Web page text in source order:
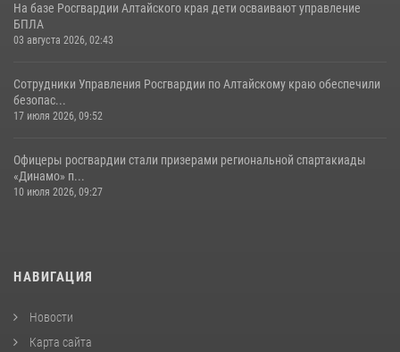
На базе Росгвардии Алтайского края дети осваивают управление
БПЛА
03 августа 2026, 02:43
Сотрудники Управления Росгвардии по Алтайскому краю обеспечили
безопас...
17 июля 2026, 09:52
Офицеры росгвардии стали призерами региональной спартакиады
«Динамо» п...
10 июля 2026, 09:27
НАВИГАЦИЯ
Новости
Карта сайта